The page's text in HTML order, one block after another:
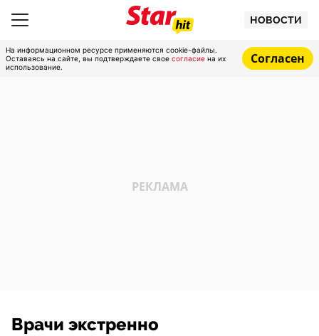
НОВОСТИ
На информационном ресурсе применяются cookie-файлы.
Оставаясь на сайте, вы подтверждаете свое согласие на их
использование.
Согласен
Врачи экстренно